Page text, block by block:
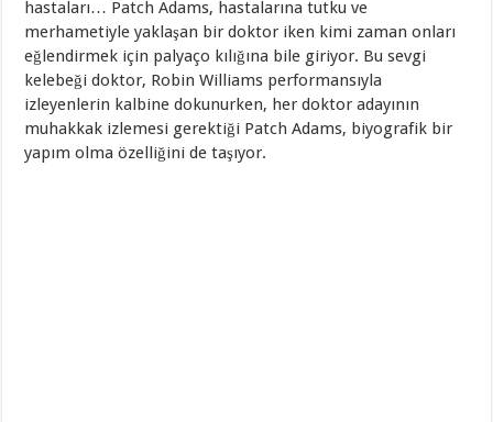
hastaları… Patch Adams, hastalarına tutku ve
merhametiyle yaklaşan bir doktor iken kimi zaman onları
eğlendirmek için palyaço kılığına bile giriyor. Bu sevgi
kelebeği doktor, Robin Williams performansıyla
izleyenlerin kalbine dokunurken, her doktor adayının
muhakkak izlemesi gerektiği Patch Adams, biyografik bir
yapım olma özelliğini de taşıyor.